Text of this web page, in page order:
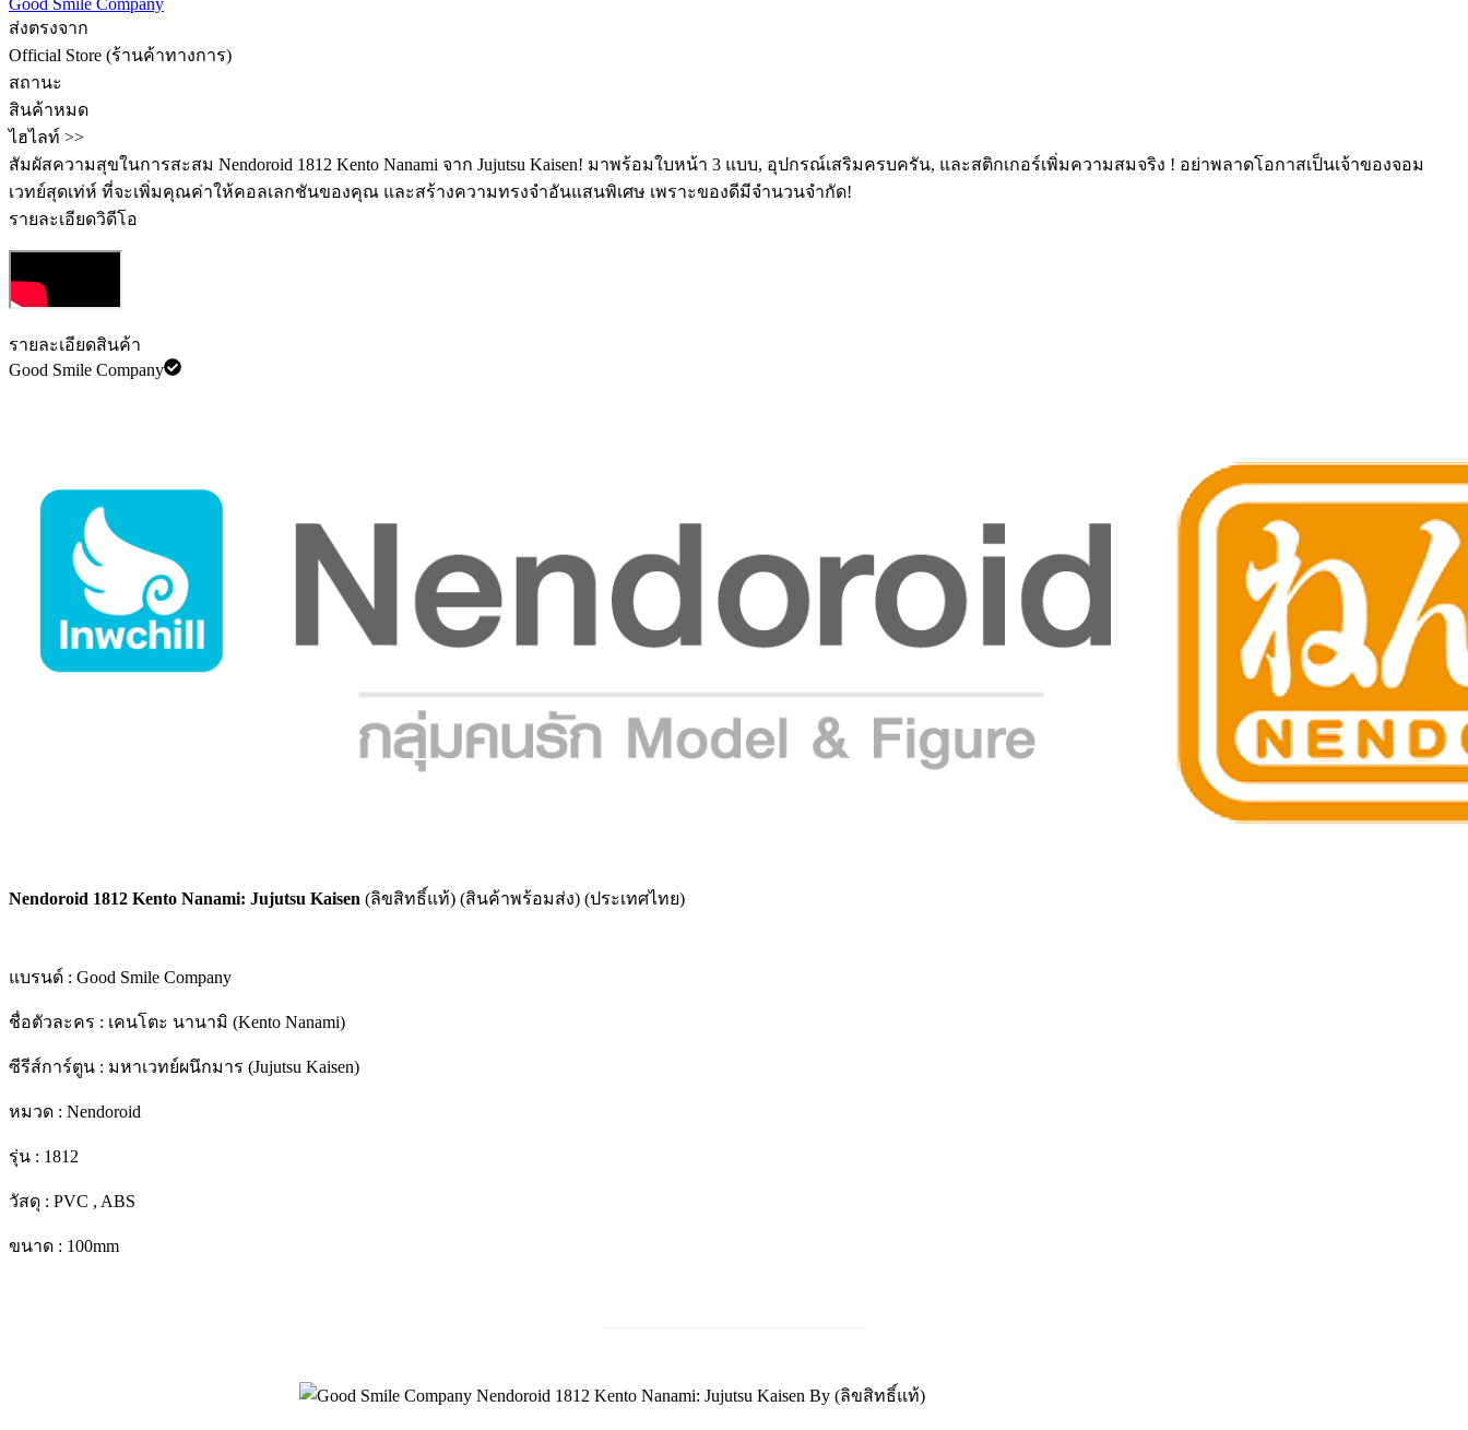
Good Smile Company
ส่งตรงจาก
Official Store (ร้านค้าทางการ)
สถานะ
สินค้าหมด
ไฮไลท์ >>
สัมผัสความสุขในการสะสม Nendoroid 1812 Kento Nanami จาก Jujutsu Kaisen! มาพร้อมใบหน้า 3 แบบ, อุปกรณ์เสริมครบครัน, และสติกเกอร์เพิ่มความสมจริง ! อย่าพลาดโอกาสเป็นเจ้าของจอม
เวทย์สุดเท่ห์ ที่จะเพิ่มคุณค่าให้คอลเลกชันของคุณ และสร้างความทรงจำอันแสนพิเศษ เพราะของดีมีจำนวนจำกัด!
รายละเอียดวิดีโอ
รายละเอียดสินค้า
Good Smile Company
Nendoroid 1812 Kento Nanami: Jujutsu Kaisen (ลิขสิทธิ์แท้) (สินค้าพร้อมส่ง) (ประเทศไทย)
แบรนด์ : Good Smile Company
ชื่อตัวละคร : เคนโตะ นานามิ (Kento Nanami)
ซีรีส์การ์ตูน : มหาเวทย์ผนึกมาร (Jujutsu Kaisen)
หมวด : Nendoroid
รุ่น : 1812
วัสดุ : PVC , ABS
ขนาด : 100mm